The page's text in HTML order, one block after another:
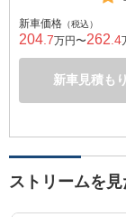
新車価格 （税込）
204 .7万円〜262 .4
新車見積も
ストリームを